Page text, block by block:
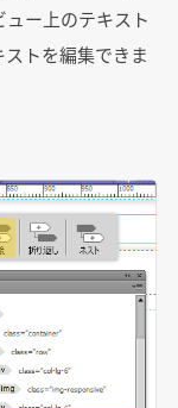
ー上のテキスト
トを編集できま